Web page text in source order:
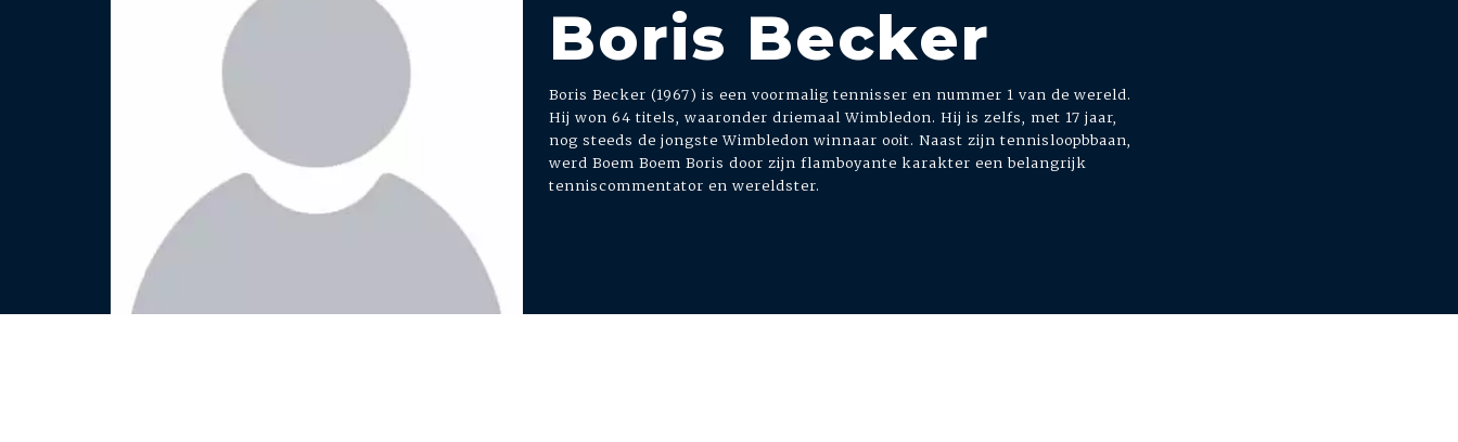
Boris Becker
Boris Becker (1967) is een voormalig tennisser en nummer 1 van de wereld.
Hij won 64 titels, waaronder driemaal Wimbledon. Hij is zelfs, met 17 jaar,
nog steeds de jongste Wimbledon winnaar ooit. Naast zijn tennisloopbbaan,
werd Boem Boem Boris door zijn flamboyante karakter een belangrijk
tenniscommentator en wereldster.